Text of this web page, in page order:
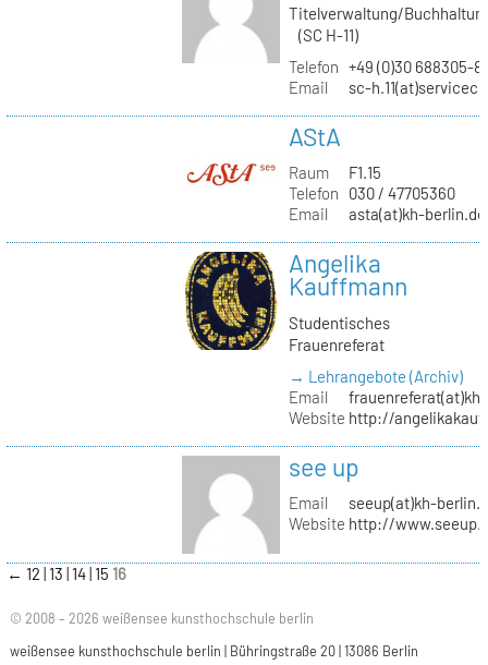
Titelverwaltung/
(SC H-11)
Telefon +49 (0)30 688305-
Email
sc-
AStA
Raum
F1.15
Telefon
030 / 47705360
Email
asta(at)kh-berlin.de
Angelika
Kauffmann
Studentisches
Frauenreferat
→ Lehrangebote (Archiv)
Email
Website http://
see up
Email
seeup(at)kh-
Website http://
← 12 13 14 15 16
© 2008 – 2026 weißensee kunsthochschule berlin
weißensee kunsthochschule berlin | Bühringstraße 20 | 13086 Berlin